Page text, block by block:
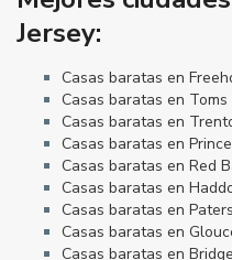
Jersey:
Casas baratas en
Casas baratas en Toms
Casas baratas en
Casas baratas en
Casas baratas en Red
Casas baratas en
Casas baratas en
Casas baratas en
Casas baratas en